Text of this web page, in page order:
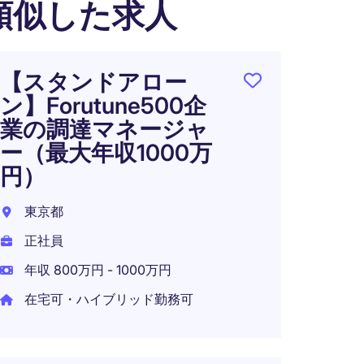
似した求人
【スタンドアロー
ン】Forutune500企
業の調達マネージャ
ー（最大年収1000万
円）
東京都
正社員
年収 800万円 - 1000万円
在宅可・ハイブリッド勤務可